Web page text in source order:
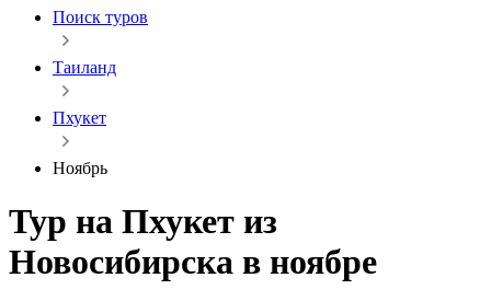
Поиск туров
Таиланд
Пхукет
Ноябрь
Тур на Пхукет из
Новосибирска в ноябре